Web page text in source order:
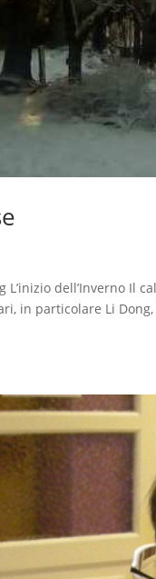
L’inizio dell’Inverno Il
in particolare Li